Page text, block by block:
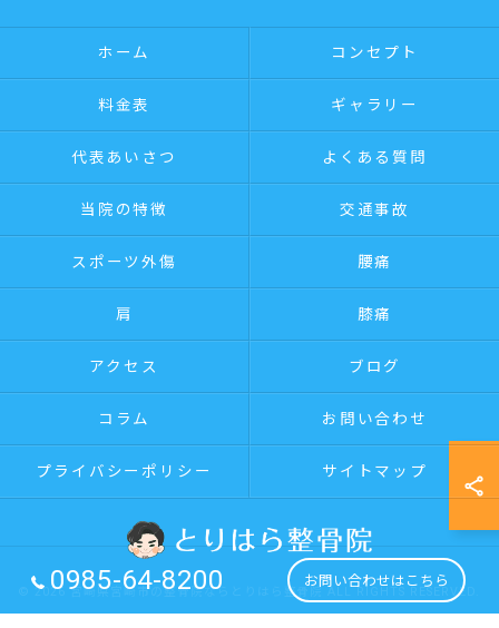
0985-64-8200 お問い合わせはこちら
ホーム コンセプト
料金表 ギャラリー
代表あいさつ よくある質問
当院の特徴 交通事故
スポーツ外傷 腰痛
肩 膝痛
アクセス ブログ
コラム お問い合わせ
プライバシーポリシー サイトマップ
© 2026 宮崎県宮崎市の整骨院ならとりはら整骨院 ALL RIGHTS RESERVED.